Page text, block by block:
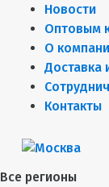
Новости
Оптовым
О
Доставка
Контакты
Все регионы